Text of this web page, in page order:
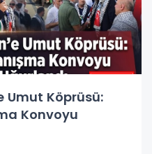
Umut Köprüsü:
Konvoyu